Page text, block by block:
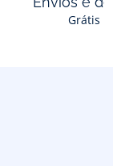
Grátis